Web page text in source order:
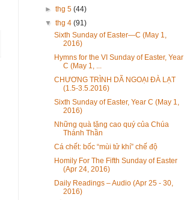
►thg 5(44)
▼thg 4(91)
Sixth Sunday of Easter—C (May 1,
2016)
Hymns for the VI Sunday of Easter, Year
C (May 1, ...
CHƯƠNG TRÌNH DÃ NGOẠI ĐÀ LẠT
(1.5-3.5.2016)
Sixth Sunday of Easter, Year C (May 1,
2016)
Những quà tặng cao quý của Chúa
Thánh Thần
Cá chết: bốc “mùi tử khí” chế độ
Homily For The Fifth Sunday of Easter
(Apr 24, 2016)
Daily Readings – Audio (Apr 25 - 30,
2016)